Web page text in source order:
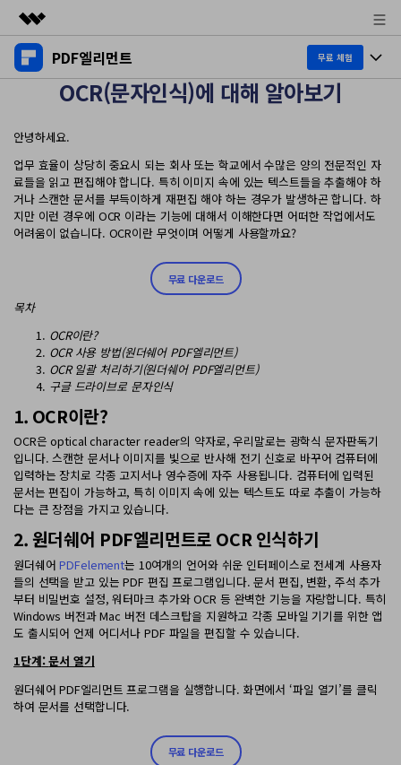
주요 제품
AIGC 크리에이티비티
개요
솔루션
회사 소개
뉴스룸
플랜 및 가격
PDF엘리먼트 무료 체험
제품 투어
데스크탑
Windows용
Mac용
클라우드
문서 클라우드
PDF 온라인 도구
PDF JPG 변환
PDF PPT 변환
PDF 병합
PDF 압축
PDF 회전
기타 온라인 도구
제품 기능
교육용
PDF 읽기
PDF 병합
개인용
PDF 변환
PDF 편집
PDF 압축
PDF 구성
전문용
PDF 폼
PDF 서명
PDF 보호
PDF 일괄 작업
AI PDF
PDF와 채팅하기
AI 문법 검사기
이미지와 채팅하기
AI 콘텐츠 탐지기
AI PDF 재작성
AI PDF 설명
문서와 채팅하기
AI 이미지 생성기
비즈니스
최신 버전 업그레이드
새로운 기능
PDFelement 자료실
고객 지원
도움말 센터
구독 취소
유튜브
네이버 블로그
무료 다운로드
로그인
검색
OCR(문자인식)에 대해 알아보기
안녕하세요.
업무 효율이 상당히 중요시 되는 회사 또는 학교에서 수많은 양의 전문적인 자
료들을 읽고 편집해야 합니다. 특히 이미지 속에 있는 텍스트들을 추출해야 하
거나 스캔한 문서를 부득이하게 재편집 해야 하는 경우가 발생하곤 합니다. 하
지만 이런 경우에 OCR 이라는 기능에 대해서 이해한다면 어떠한 작업에서도
어려움이 없습니다. OCR이란 무엇이며 어떻게 사용할까요?
무료 다운로드
목차
OCR이란?
OCR사용 방법(원더쉐어 PDF엘리먼트)
OCR 일괄 처리하기(원더쉐어 PDF엘리먼트)
구글 드라이브로 문자인식
1. OCR이란?
OCR은 optical character reader의 약자로, 우리말로는 광학식 문자판독기
입니다. 스캔한 문서나 이미지를 빛으로 반사해 전기 신호로 바꾸어 컴퓨터에
입력하는 장치로 각종 고지서나 영수증에 자주 사용됩니다. 컴퓨터에 입력된
문서는 편집이 가능하고, 특히 이미지 속에 있는 텍스트도 따로 추출이 가능하
다는 큰 장점을 가지고 있습니다.
2. 원더쉐어 PDF엘리먼트로 OCR 인식하기
원더쉐어PDFelement는 10여개의 언어와 쉬운 인터페이스로 전세계 사용자
들의 선택을 받고 있는 PDF 편집 프로그램입니다. 문서 편집, 변환, 주석 추가
부터 비밀번호 설정, 워터마크 추가와 OCR 등 완벽한 기능을 자랑합니다. 특히
Windows 버전과 Mac 버전 데스크탑을 지원하고 각종 모바일 기기를 위한 앱
도 출시되어 언제 어디서나 PDF 파일을 편집할 수 있습니다.
1단계:문서 열기
원더쉐어 PDF엘리먼트 프로그램을 실행합니다. 화면에서 ‘파일 열기’를 클릭
하여 문서를 선택합니다.
무료 다운로드